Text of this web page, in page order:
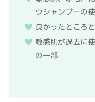
ウシャンプーの
良かったところ
敏感肌が過去に
の一部